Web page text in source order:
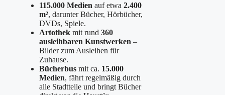
115.000 Medien auf etwa 2.400
m², darunter Bücher, Hörbücher,
DVDs, Spiele.
Artothek mit rund 360
ausleihbaren Kunstwerken –
Bilder zum Ausleihen für
Zuhause.
Bücherbus mit ca. 15.000
Medien, fährt regelmäßig durch
alle Stadtteile und bringt Bücher